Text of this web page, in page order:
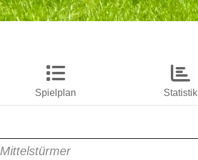
Spielplan Statistik
Mittelstürmer